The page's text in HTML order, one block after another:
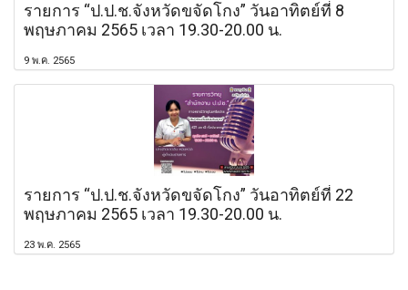
รายการ “ป.ป.ช.จังหวัดขจัดโกง” วันอาทิตย์ที่ 8
พฤษภาคม 2565 เวลา 19.30-20.00 น.
9 พ.ค. 2565
รายการ “ป.ป.ช.จังหวัดขจัดโกง” วันอาทิตย์ที่ 22
พฤษภาคม 2565 เวลา 19.30-20.00 น.
23 พ.ค. 2565